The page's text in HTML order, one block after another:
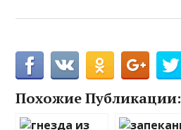
Похожие Публикации: